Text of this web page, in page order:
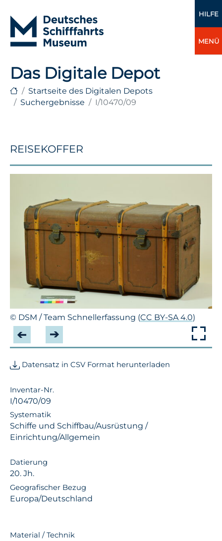
HILFE
MENÜ
Das Digitale Depot
Startseite des Digitalen Depots
Suchergebnisse
I/10470/09
REISEKOFFER
© DSM / Team Schnellerfassung (CC BY-SA 4.0)
Datensatz in CSV Format herunterladen
Inventar-Nr.
I/10470/09
Systematik
Schiffe und Schiffbau/Ausrüstung /
Einrichtung/Allgemein
Datierung
20. Jh.
Geografischer Bezug
Europa/Deutschland
Material / Technik